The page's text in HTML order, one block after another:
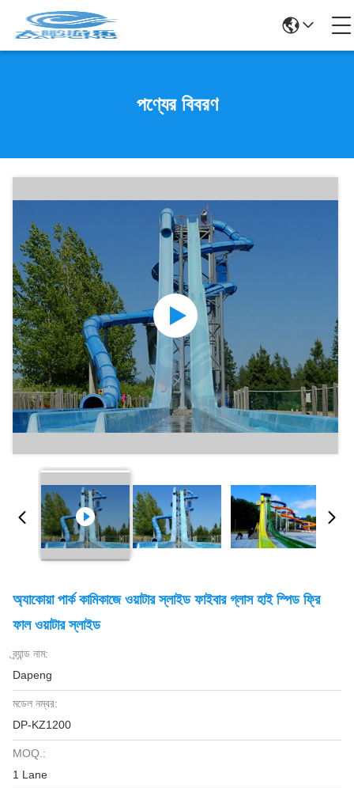
পণ্যের বিবরণ
অ্যাকোয়া পার্ক কামিকাজে ওয়াটার স্লাইড ফাইবার গ্লাস হাই স্পিড ফ্রি
ফাল ওয়াটার স্লাইড
ব্র্যান্ড নাম:
Dapeng
মডেল নম্বর:
DP-KZ1200
MOQ.:
1 Lane